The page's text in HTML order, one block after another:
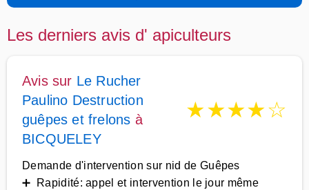
Les derniers avis d' apiculteurs
Avis sur Le Rucher
Paulino Destruction
guêpes et frelons à
BICQUELEY
★★★★☆
Demande d'intervention sur nid de Guêpes
➕ Rapidité: appel et intervention le jour même